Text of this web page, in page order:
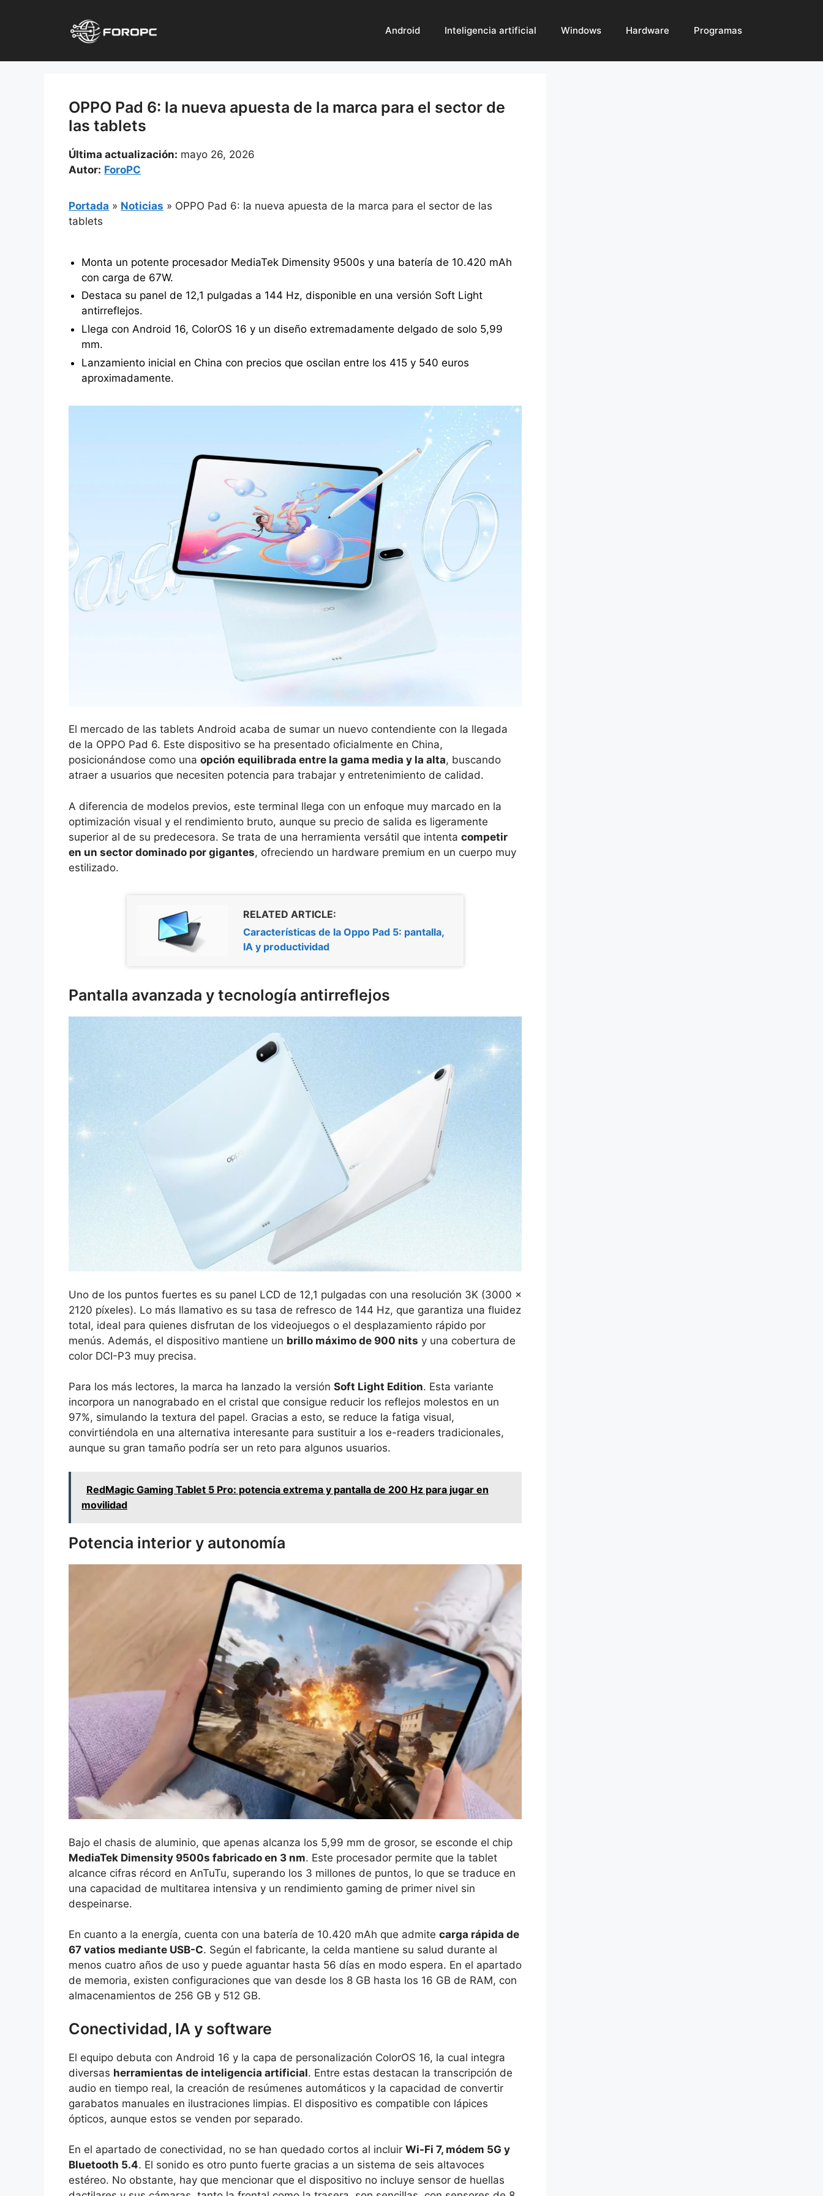
Android Inteligencia artificial Windows Hardware Programas
OPPO Pad 6: la nueva apuesta de la marca para el sector de
las tablets
Última actualización: mayo 26, 2026
Autor: ForoPC
Portada » Noticias » OPPO Pad 6: la nueva apuesta de la marca para el sector de las
tablets
Monta un potente procesador MediaTek Dimensity 9500s y una batería de 10.420 mAh
con carga de 67W.
Destaca su panel de 12,1 pulgadas a 144 Hz, disponible en una versión Soft Light
antirreflejos.
Llega con Android 16, ColorOS 16 y un diseño extremadamente delgado de solo 5,99
mm.
Lanzamiento inicial en China con precios que oscilan entre los 415 y 540 euros
aproximadamente.
El mercado de las tablets Android acaba de sumar un nuevo contendiente con la llegada
de la OPPO Pad 6. Este dispositivo se ha presentado oficialmente en China,
posicionándose como una opción equilibrada entre la gama media y la alta, buscando
atraer a usuarios que necesiten potencia para trabajar y entretenimiento de calidad.
A diferencia de modelos previos, este terminal llega con un enfoque muy marcado en la
optimización visual y el rendimiento bruto, aunque su precio de salida es ligeramente
superior al de su predecesora. Se trata de una herramienta versátil que intenta competir
en un sector dominado por gigantes, ofreciendo un hardware premium en un cuerpo muy
estilizado.
RELATED ARTICLE:
Características de la Oppo Pad 5: pantalla,
IA y productividad
Pantalla avanzada y tecnología antirreflejos
Uno de los puntos fuertes es su panel LCD de 12,1 pulgadas con una resolución 3K (3000 x
2120 píxeles). Lo más llamativo es su tasa de refresco de 144 Hz, que garantiza una fluidez
total, ideal para quienes disfrutan de los videojuegos o el desplazamiento rápido por
menús. Además, el dispositivo mantiene un brillo máximo de 900 nits y una cobertura de
color DCI-P3 muy precisa.
Para los más lectores, la marca ha lanzado la versión Soft Light Edition. Esta variante
incorpora un nanograbado en el cristal que consigue reducir los reflejos molestos en un
97%, simulando la textura del papel. Gracias a esto, se reduce la fatiga visual,
convirtiéndola en una alternativa interesante para sustituir a los e-readers tradicionales,
aunque su gran tamaño podría ser un reto para algunos usuarios.
RedMagic Gaming Tablet 5 Pro: potencia extrema y pantalla de 200 Hz para jugar en
movilidad
Potencia interior y autonomía
Bajo el chasis de aluminio, que apenas alcanza los 5,99 mm de grosor, se esconde el chip
MediaTek Dimensity 9500s fabricado en 3 nm. Este procesador permite que la tablet
alcance cifras récord en AnTuTu, superando los 3 millones de puntos, lo que se traduce en
una capacidad de multitarea intensiva y un rendimiento gaming de primer nivel sin
despeinarse.
En cuanto a la energía, cuenta con una batería de 10.420 mAh que admite carga rápida de
67 vatios mediante USB-C. Según el fabricante, la celda mantiene su salud durante al
menos cuatro años de uso y puede aguantar hasta 56 días en modo espera. En el apartado
de memoria, existen configuraciones que van desde los 8 GB hasta los 16 GB de RAM, con
almacenamientos de 256 GB y 512 GB.
Conectividad, IA y software
El equipo debuta con Android 16 y la capa de personalización ColorOS 16, la cual integra
diversas herramientas de inteligencia artificial. Entre estas destacan la transcripción de
audio en tiempo real, la creación de resúmenes automáticos y la capacidad de convertir
garabatos manuales en ilustraciones limpias. El dispositivo es compatible con lápices
ópticos, aunque estos se venden por separado.
En el apartado de conectividad, no se han quedado cortos al incluir Wi-Fi 7, módem 5G y
Bluetooth 5.4. El sonido es otro punto fuerte gracias a un sistema de seis altavoces
estéreo. No obstante, hay que mencionar que el dispositivo no incluye sensor de huellas